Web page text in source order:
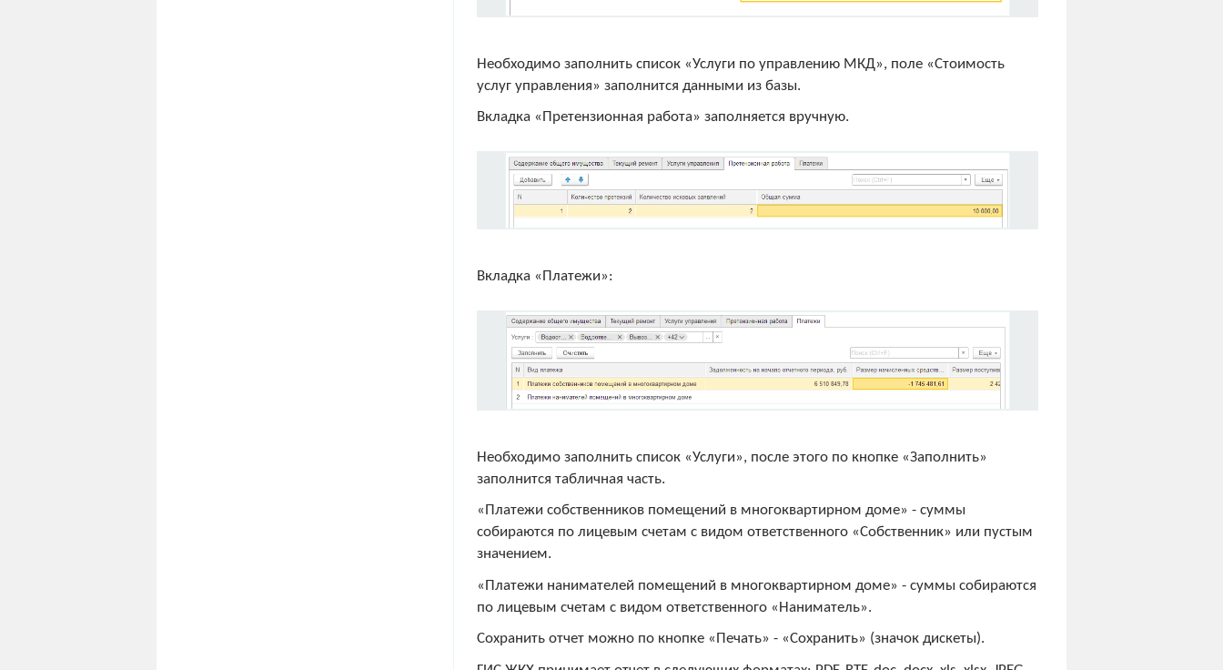
Необходимо заполнить список «Услуги по управлению МКД», поле «Стоимость
услуг управления» заполнится данными из базы.
Вкладка «Претензионная работа» заполняется вручную.
Вкладка «Платежи»:
Необходимо заполнить список «Услуги», после этого по кнопке «Заполнить»
заполнится табличная часть.
«Платежи собственников помещений в многоквартирном доме» - суммы
собираются по лицевым счетам с видом ответственного «Собственник» или пустым
значением.
«Платежи нанимателей помещений в многоквартирном доме» - суммы собираются
по лицевым счетам с видом ответственного «Наниматель».
Сохранить отчет можно по кнопке «Печать» - «Сохранить» (значок дискеты).